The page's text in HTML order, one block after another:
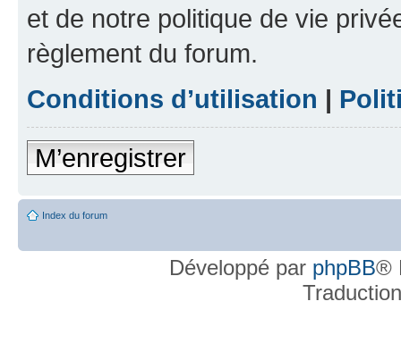
et de notre politique de vie
règlement du forum.
Conditions d’utilisation |
M’enregistrer
Index du forum
Développé par phpBB®